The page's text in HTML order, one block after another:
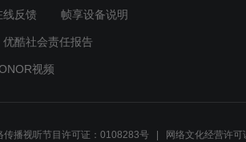
线反馈 帧享设备说明
优酷社会责任报告
视频
传播视听节目许可证：0108283号 网络文化经营许